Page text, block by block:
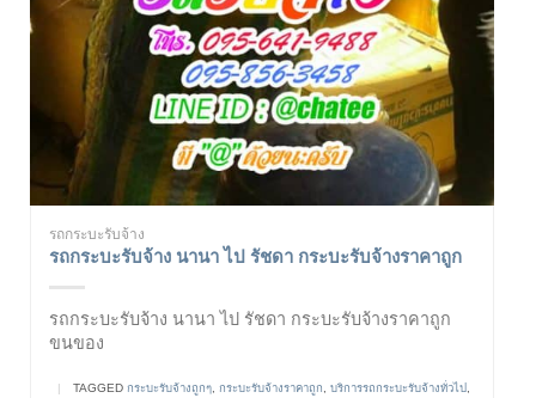
รถกระบะรับจ้าง
รถกระบะรับจ้าง นานา ไป รัชดา กระบะรับจ้างราคาถูก
รถกระบะรับจ้าง นานา ไป รัชดา กระบะรับจ้างราคาถูก
ขนของ
| TAGGED กระบะรับจ้างถูกๆ กระบะรับจ้างราคาถูก บริการรถกระบะรับจ้างทั่วไป